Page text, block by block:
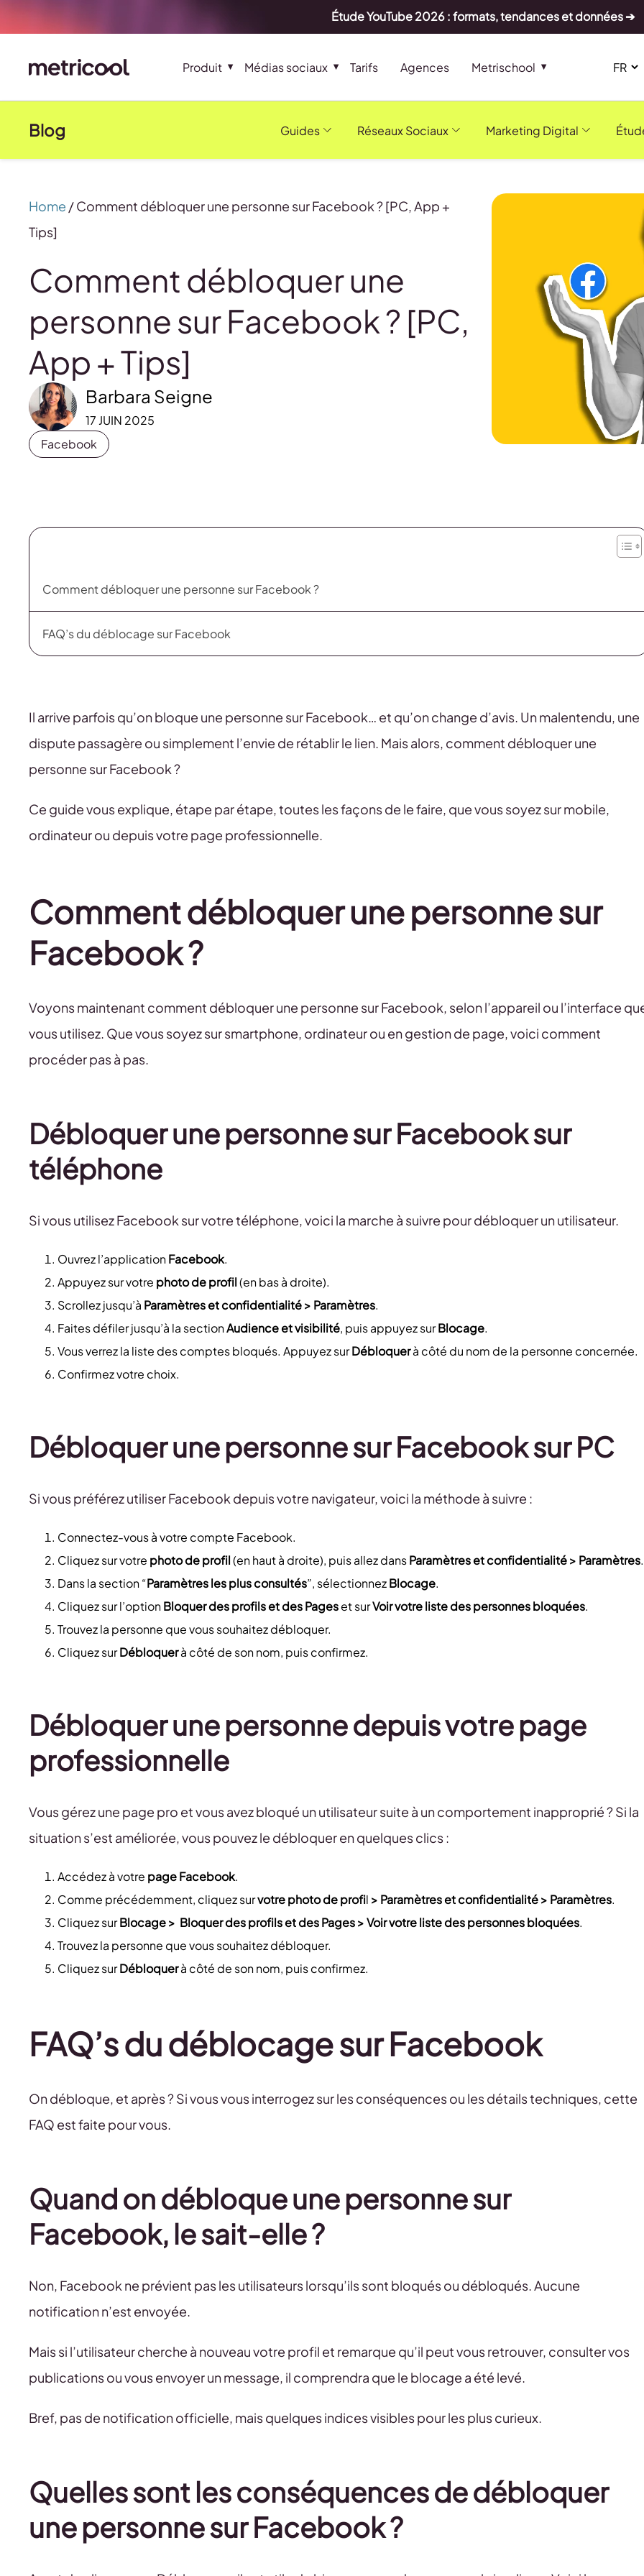
Étude YouTube 2026 : formats, tendances et données ➔
Produit Médias sociaux Tarifs Agences Metrischool
Blog Guides Réseaux Sociaux Marketing Digital
Home /Comment débloquer une personne sur Facebook ? [PC, App +
Tips]
Comment débloquer une
personne sur Facebook ? [PC,
App + Tips]
Barbara Seigne
17 JUIN 2025
Facebook
Comment débloquer une personne sur Facebook ?
FAQ’s du déblocage sur Facebook
Il arrive parfois qu’on bloque une personne sur Facebook… et qu’on change d’avis. Un malentendu, une
dispute passagère ou simplement l’envie de rétablir le lien. Mais alors, comment débloquer une
personne sur Facebook ?
Ce guide vous explique, étape par étape, toutes les façons de le faire, que vous soyez sur mobile,
ordinateur ou depuis votre page professionnelle.
Comment débloquer une personne sur
Facebook ?
Voyons maintenant comment débloquer une personne sur Facebook, selon l’appareil ou l’interface
vous utilisez. Que vous soyez sur smartphone, ordinateur ou en gestion de page, voici comment
procéder pas à pas.
Débloquer une personne sur Facebook sur
téléphone
Si vous utilisez Facebook sur votre téléphone, voici la marche à suivre pour débloquer un utilisateur.
Ouvrez l’applicationFacebook.
Appuyez sur votre photo de profil(en bas à droite).
Scrollez jusqu’à Paramètres et confidentialité > Paramètres.
Faites défiler jusqu’à la sectionAudience et visibilité, puis appuyez surBlocage.
Vous verrez la liste des comptes bloqués. Appuyez surDébloquerà côté du nom de la personne concernée.
Confirmez votre choix.
Débloquer une personne sur Facebook sur PC
Si vous préférez utiliser Facebook depuis votre navigateur, voici la méthode à suivre :
Connectez-vous à votre compte Facebook.
Cliquez sur votre photo de profil(en haut à droite), puis allez dansParamètres et confidentialité > Paramètres.
Dans la section “Paramètres les plus consultés”, sélectionnezBlocage.
Cliquez sur l’optionBloquer des profils et des Pageset surVoir votre liste des personnes bloquées.
Trouvez la personne que vous souhaitez débloquer.
Cliquez surDébloquerà côté de son nom, puis confirmez.
Débloquer une personne depuis votre page
professionnelle
Vous gérez une page pro et vous avez bloqué un utilisateur suite à un comportement inapproprié ? Si la
situation s’est améliorée, vous pouvez le débloquer en quelques clics :
Accédez à votre page Facebook.
Comme précédemment, cliquez survotre photo de profil > Paramètres et confidentialité > Paramètres.
Cliquez surBlocage > Bloquer des profils et des Pages>Voir votre liste des personnes bloquées.
Trouvez la personne que vous souhaitez débloquer.
Cliquez surDébloquerà côté de son nom, puis confirmez.
FAQ’s du déblocage sur Facebook
On débloque, et après ? Si vous vous interrogez sur les conséquences ou les détails techniques, cette
FAQ est faite pour vous.
Quand on débloque une personne sur
Facebook, le sait-elle ?
Non, Facebook ne prévient pas les utilisateurs lorsqu’ils sont bloqués ou débloqués. Aucune
notification n’est envoyée.
Mais si l’utilisateur cherche à nouveau votre profil et remarque qu’il peut vous retrouver, consulter vos
publications ou vous envoyer un message, il comprendra que le blocage a été levé.
Bref, pas de notification officielle, mais quelques indices visibles pour les plus curieux.
Quelles sont les conséquences de débloquer
une personne sur Facebook ?